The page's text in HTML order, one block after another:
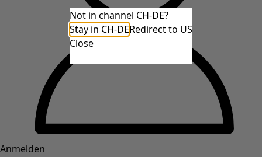
Anmelden
Not in channel CH-DE?
Stay in CH-DERedirect to US
Close